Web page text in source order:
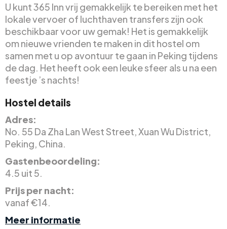
U kunt 365 Inn vrij gemakkelijk te bereiken met het
lokale vervoer of luchthaven transfers zijn ook
beschikbaar voor uw gemak! Het is gemakkelijk
om nieuwe vrienden te maken in dit hostel om
samen met u op avontuur te gaan in Peking tijdens
de dag. Het heeft ook een leuke sfeer als u na een
feestje ’s nachts!
Hostel details
Adres:
No. 55 Da Zha Lan West Street, Xuan Wu District,
Peking, China.
Gastenbeoordeling:
4.5 uit 5.
Prijs per nacht:
vanaf €14.
Meer informatie